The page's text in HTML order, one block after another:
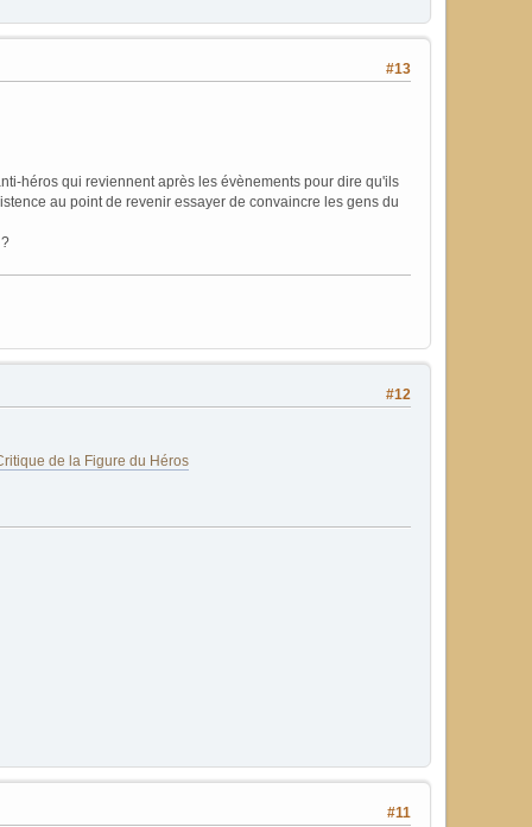
#13
héros qui reviennent après les évènements pour dire qu'ils
au point de revenir essayer de convaincre les gens du
#12
de la Figure du Héros
#11